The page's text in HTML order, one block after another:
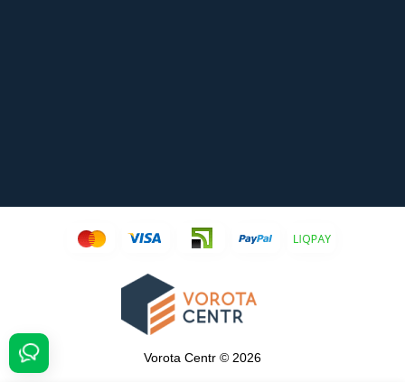
Vorota Centr © 2026